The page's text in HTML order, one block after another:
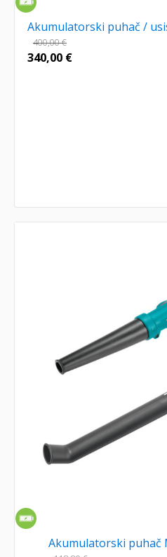
Akumulatorski puhač /
400,00€
340,00 €
Akumulatorski puhač